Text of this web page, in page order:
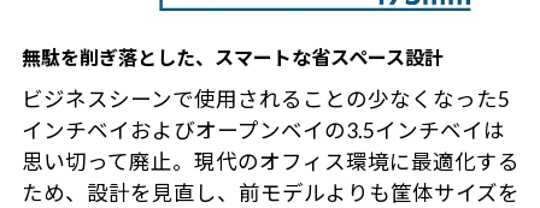
無駄を削ぎ落とした、スマートな省スペース設計
ビジネスシーンで使用されることの少なくなった5
インチベイおよびオープンベイの3.5インチベイは
思い切って廃止。現代のオフィス環境に最適化する
ため、設計を見直し、前モデルよりも筐体サイズを